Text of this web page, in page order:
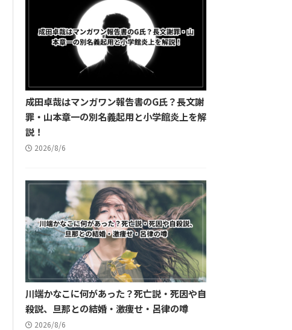
成田卓哉はマンガワン報告書のG氏？長文謝
罪・山本章一の別名義起用と小学館炎上を解
説！
2026/8/6
川端かなこに何があった？死亡説・死因や自
殺説、旦那との結婚・激痩せ・呂律の噂
2026/8/6